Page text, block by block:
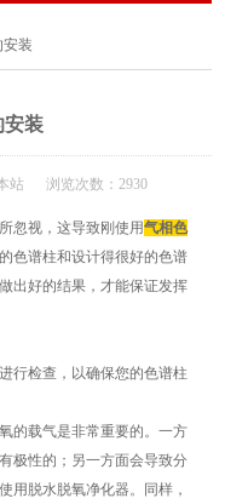
装
安装
站 浏览次数：2930
忽视，这导致刚使用气相色
色谱柱和设计得很好的色谱
出好的结果，才能保证发挥
检查，以确保您的色谱柱
载气是非常重要的。一方
极性的；另一方面会导致分
用脱水脱氧净化器。同样，